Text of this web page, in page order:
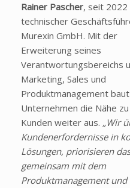
Rainer Pascher, seit 2022
technischer
Murexin GmbH. Mit der
Erweiterung seines
Verantwortungsbereichs
Marketing, Sales und
Produktmanagement
Unternehmen die Nähe
Kunden weiter aus. „Wir
Kundenerfordernisse in
Lösungen, priorisieren
gemeinsam mit dem
Produktmanagement und